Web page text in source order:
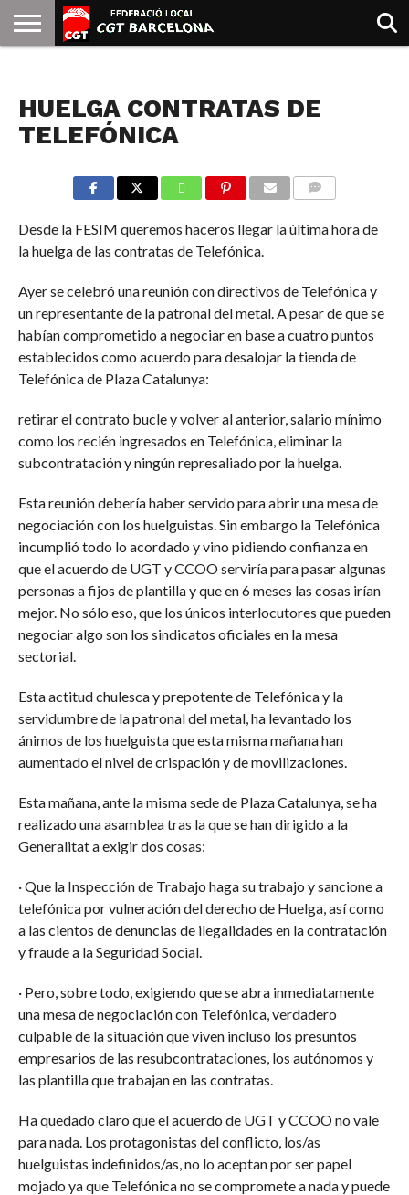
GOLDMAN
HUELGA CONTRATAS DE
TELEFÓNICA
Desde la FESIM queremos haceros llegar la última hora de
la huelga de las contratas de Telefónica.
Ayer se celebró una reunión con directivos de Telefónica y
un representante de la patronal del metal. A pesar de que se
habían comprometido a negociar en base a cuatro puntos
establecidos como acuerdo para desalojar la tienda de
Telefónica de Plaza Catalunya:
retirar el contrato bucle y volver al anterior, salario mínimo
como los recién ingresados en Telefónica, eliminar la
subcontratación y ningún represaliado por la huelga.
Esta reunión debería haber servido para abrir una mesa de
negociación con los huelguistas. Sin embargo la Telefónica
incumplió todo lo acordado y vino pidiendo confianza en
que el acuerdo de UGT y CCOO serviría para pasar algunas
personas a fijos de plantilla y que en 6 meses las cosas irían
mejor. No sólo eso, que los únicos interlocutores que pueden
negociar algo son los sindicatos oficiales en la mesa
sectorial.
Esta actitud chulesca y prepotente de Telefónica y la
servidumbre de la patronal del metal, ha levantado los
ánimos de los huelguista que esta misma mañana han
aumentado el nivel de crispación y de movilizaciones.
Esta mañana, ante la misma sede de Plaza Catalunya, se ha
realizado una asamblea tras la que se han dirigido a la
Generalitat a exigir dos cosas:
· Que la Inspección de Trabajo haga su trabajo y sancione a
telefónica por vulneración del derecho de Huelga, así como
a las cientos de denuncias de ilegalidades en la contratación
y fraude a la Seguridad Social.
· Pero, sobre todo, exigiendo que se abra inmediatamente
una mesa de negociación con Telefónica, verdadero
culpable de la situación que viven incluso los presuntos
empresarios de las resubcontrataciones, los autónomos y
las plantilla que trabajan en las contratas.
Ha quedado claro que el acuerdo de UGT y CCOO no vale
para nada. Los protagonistas del conflicto, los/as
huelguistas indefinidos/as, no lo aceptan por ser papel
mojado ya que Telefónica no se compromete a nada y puede